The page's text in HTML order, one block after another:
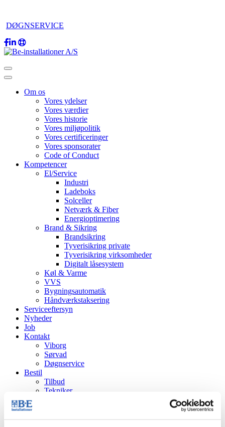
DØGNSERVICE
Om os
Vores ydelser
Vores værdier
Vores historie
Vores miljøpolitik
Vores certificeringer
Vores sponsorater
Code of Conduct
Kompetencer
El/Service
Industri
Ladeboks
Solceller
Netværk & Fiber
Energioptimering
Brand & Sikring
Brandsikring
Tyverisikring private
Tyverisikring virksomheder
Digitalt låsesystem
Køl & Varme
VVS
Bygningsautomatik
Håndværkstaksering
Serviceeftersyn
Nyheder
Job
Kontakt
Viborg
Sørvad
Døgnservice
Bestil
Tilbud
Tekniker